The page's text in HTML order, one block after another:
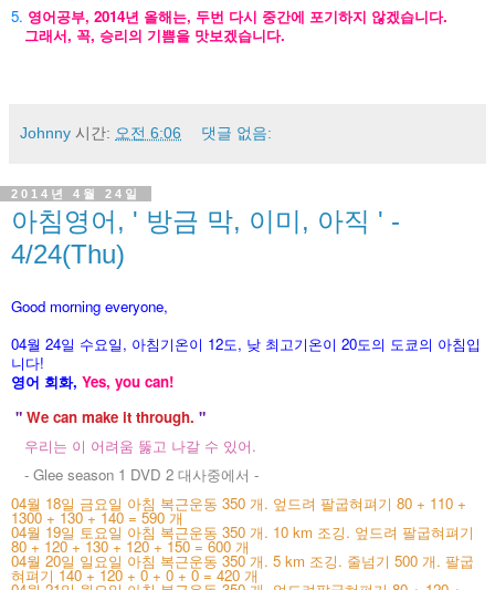
5. 영어공부, 2014년 올해는, 두번 다시 중간에 포기하지 않겠습니다.
그래서, 꼭, 승리의 기쁨을 맛보겠습니다.
Johnny 시간: 오전 6:06 댓글 없음:
2014년 4월 24일
아침영어, ' 방금 막, 이미, 아직 ' -
4/24(Thu)
Good morning everyone,
04월 24일 수요일, 아침기온이 12도, 낮 최고기온이 20도의 도쿄의 아침입
니다!
영어 회화, Yes, you can!
" We can make it through. "
우리는 이 어려움 뚫고 나갈 수 있어.
- Glee season 1 DVD 2 대사중에서 -
04월 18일 금요일 아침 복근운동 350 개. 엎드려 팔굽혀펴기 80 + 110 +
1300 + 130 + 140 = 590 개
04월 19일 토요일 아침 복근운동 350 개. 10 km 조깅. 엎드려 팔굽혀펴기
80 + 120 + 130 + 120 + 150 = 600 개
04월 20일 일요일 아침 복근운동 350 개. 5 km 조깅. 줄넘기 500 개. 팔굽
혀펴기 140 + 120 + 0 + 0 + 0 = 420 개